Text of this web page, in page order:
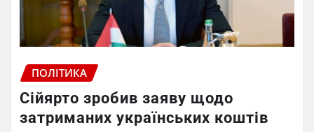
ПОЛІТИКА
Сійярто зробив заяву щодо
затриманих українських коштів